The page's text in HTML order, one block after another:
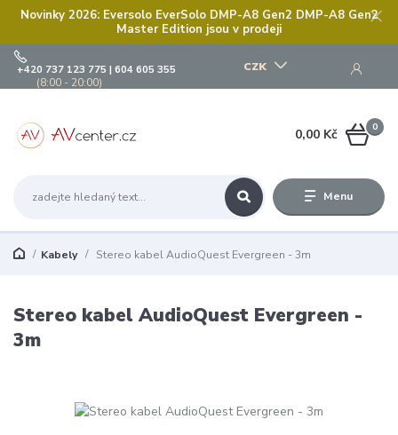
Novinky 2026: Eversolo EverSolo DMP-A8 Gen2 DMP-A8 Gen2
Master Edition jsou v prodeji
Menu
CZK
+420 737 123 775 | 604 605 355
(8:00 - 20:00)
0
0,00 Kč
Kabely Stereo kabel AudioQuest Evergreen - 3m
Stereo kabel AudioQuest Evergreen -
3m